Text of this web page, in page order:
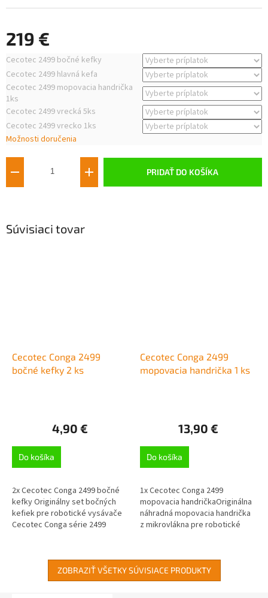
219 €
Jednotková
cena:
Cecotec 2499 bočné kefky
Cecotec 2499 hlavná kefa
Cecotec 2499 mopovacia handrička
1ks
Cecotec 2499 vrecká 5ks
Cecotec 2499 vrecko 1ks
Možnosti doručenia
PRIDAŤ DO KOŠÍKA
Súvisiaci tovar
Cecotec Conga 2499
bočné kefky 2 ks
4,90 €
Do košíka
2x Cecotec Conga 2499 bočné
kefky Originálny set bočných
kefiek pre robotické vysávače
Cecotec Conga série 2499
Cecotec Conga 2499
mopovacia handrička 1 ks
13,90 €
Do košíka
1x Cecotec Conga 2499
mopovacia handričkaOriginálna
náhradná mopovacia handrička
z mikrovlákna pre robotické
ZOBRAZIŤ VŠETKY SÚVISIACE PRODUKTY